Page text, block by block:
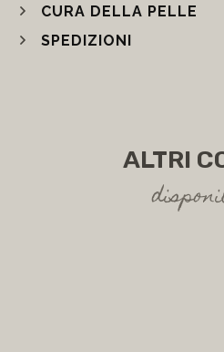
CURA DELLA PELLE
SPEDIZIONI
ALTRI